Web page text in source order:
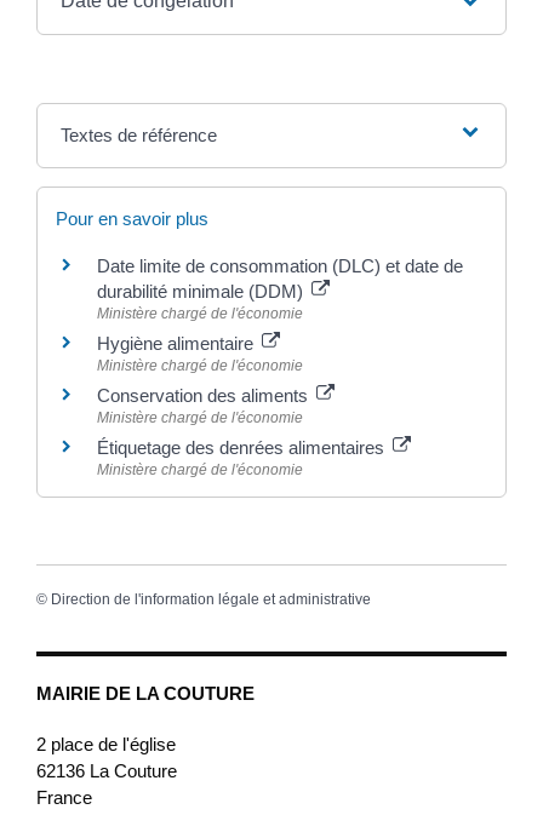
MAIRIE DE LA COUTURE
2 place de l'église
62136 La Couture
France
Textes de référence
Pour en savoir plus
Date limite de consommation (DLC) et date de
durabilité minimale (DDM)
Ministère chargé de l'économie
Hygiène alimentaire
Ministère chargé de l'économie
Conservation des aliments
Ministère chargé de l'économie
Étiquetage des denrées alimentaires
Ministère chargé de l'économie
© Direction de l'information légale et administrative